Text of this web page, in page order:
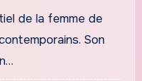
Modernes
de la femme de
Son